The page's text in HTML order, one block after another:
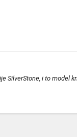
i to model